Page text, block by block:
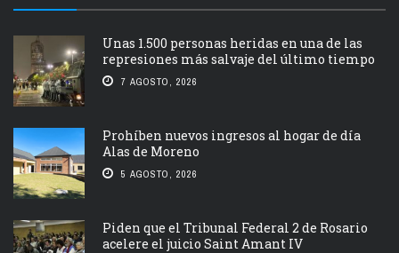
Unas 1.500 personas heridas en una de las
represiones más salvaje del último tiempo
7 AGOSTO, 2026
Prohíben nuevos ingresos al hogar de día
Alas de Moreno
5 AGOSTO, 2026
Piden que el Tribunal Federal 2 de Rosario
acelere el juicio Saint Amant IV